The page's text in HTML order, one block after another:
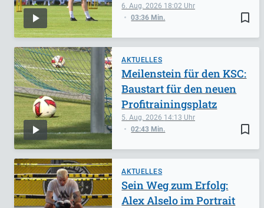
bookmark_border
6. Aug. 2026 18:02
03:36 Min.
AKTUELLES
bookmark_border
5. Aug. 2026 14:13
02:43 Min.
Meilenstein für den KSC:
Baustart für den neuen
Profitrainingsplatz
AKTUELLES
Sein Weg zum Erfolg:
Alex Alselo im Portrait